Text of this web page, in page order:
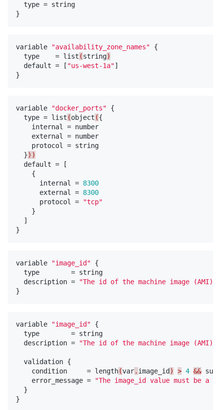
type = string
}
variable "availability_zone_names"
{
type
= list (string)
default = [ "us-west-1a"]
}
variable "docker_ports"
{
type = list (object ({
internal
= number
external
= number
protocol
= string
}))
default =
[
{
internal
= 8300
external
= 8300
protocol
=
"tcp"
}
]
}
variable "image_id"
{
type
= string
description =
"The id of the machine image
}
variable "image_id"
{
type
= string
description = "The id of the machine image
validation {
condition
= length(var. image_id ) > 4 &&
error_message =
"The image_id value must be
}
}